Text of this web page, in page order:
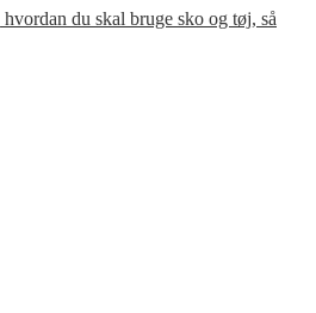
du skal bruge sko og tøj, så